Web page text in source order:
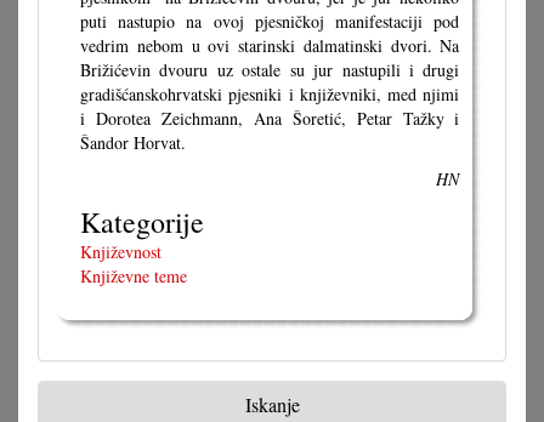
puti nastupio na ovoj pjesničkoj manifestaciji pod
vedrim nebom u ovi starinski dalmatinski dvori. Na
Brižićevin dvouru uz ostale su jur nastupili i drugi
gradišćanskohrvatski pjesniki i književniki, med njimi
i Dorotea Zeichmann, Ana Šoretić, Petar Tažky i
Šandor Horvat.
HN
Kategorije
Književnost
Književne teme
Iskanje